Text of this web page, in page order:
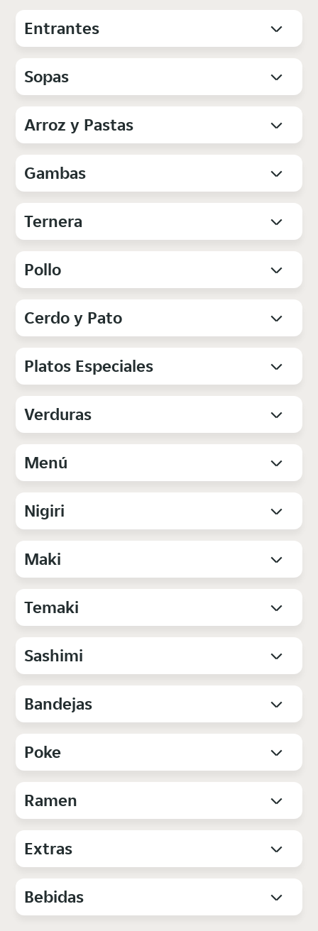
Entrantes
Sopas
Arroz y Pastas
Gambas
Ternera
Pollo
Cerdo y Pato
Platos Especiales
Verduras
Menú
Nigiri
Maki
Temaki
Sashimi
Bandejas
Poke
Ramen
Extras
Bebidas